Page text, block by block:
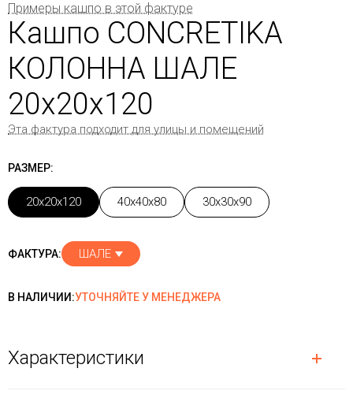
Примеры кашпо в этой фактуре
Кашпо CONCRETIKA
КОЛОННА ШАЛЕ
20x20x120
Эта фактура подходит для улицы и помещений
РАЗМЕР:
20x20x120 40x40x80 30x30x90
ФАКТУРА: ШАЛЕ
В НАЛИЧИИ:УТОЧНЯЙТЕ У МЕНЕДЖЕРА
Характеристики